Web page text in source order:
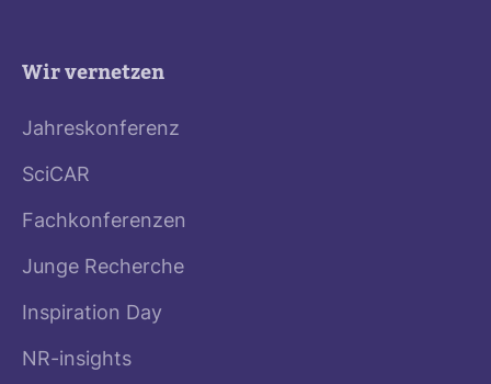
Wir vernetzen
Jahreskonferenz
SciCAR
Fachkonferenzen
Junge Recherche
Inspiration Day
NR-insights